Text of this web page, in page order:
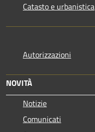
Catasto e urbanistica
Autorizzazioni
NOVITÀ
Notizie
Comunicati